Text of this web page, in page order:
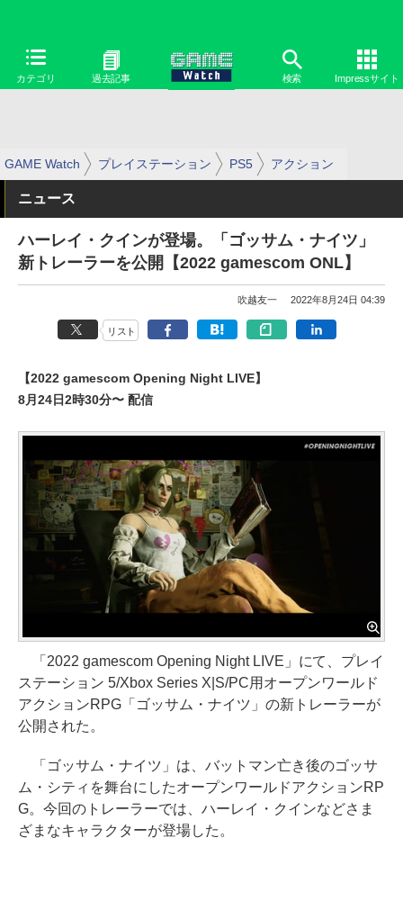
カテゴリ 過去記事 検索 Impressサイト
GAME Watch プレイステーション PS5 アクション
ニュース
ハーレイ・クインが登場。「ゴッサム・ナイツ」
新トレーラーを公開【2022 gamescom ONL】
吹越友一 2022年8月24日 04:39
リスト
【2022 gamescom Opening Night LIVE】
8月24日2時30分〜 配信
「2022 gamescom Opening Night LIVE」にて、プレイ
ステーション 5/Xbox Series X|S/PC用オープンワールド
アクションRPG「ゴッサム・ナイツ」の新トレーラーが
公開された。
「ゴッサム・ナイツ」は、バットマン亡き後のゴッサ
ム・シティを舞台にしたオープンワールドアクションRP
G。今回のトレーラーでは、ハーレイ・クインなどさま
ざまなキャラクターが登場した。